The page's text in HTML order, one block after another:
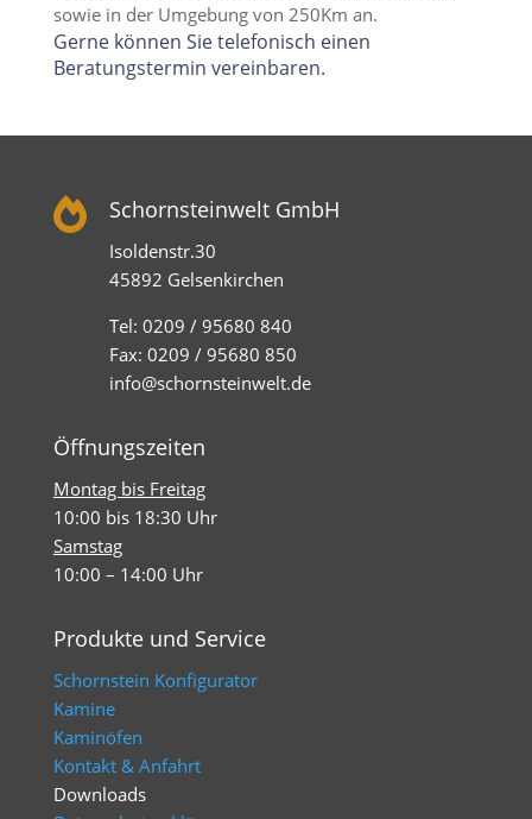
sowie in der Umgebung von 250Km an.
Gerne können Sie telefonisch einen
Beratungstermin vereinbaren.
 Schornsteinwelt GmbH
Isoldenstr.30
45892 Gelsenkirchen
Tel: 0209 / 95680 840
Fax: 0209 / 95680 850
info@schornsteinwelt.de
Öffnungszeiten
Montag bis Freitag
10:00 bis 18:30 Uhr
Samstag
10:00 – 14:00 Uhr
Produkte und Service
Schornstein Konfigurator
Kamine
Kaminöfen
Kontakt & Anfahrt
Downloads